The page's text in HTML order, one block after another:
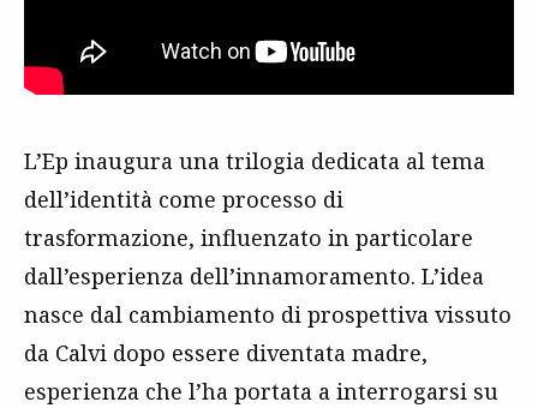
L’Ep inaugura una trilogia dedicata al tema
dell’identità come processo di
trasformazione, influenzato in particolare
dall’esperienza dell’innamoramento. L’idea
nasce dal cambiamento di prospettiva vissuto
da Calvi dopo essere diventata madre,
esperienza che l’ha portata a interrogarsi su